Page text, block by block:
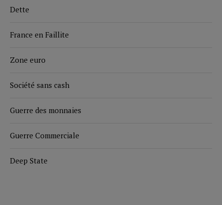
Dette
France en Faillite
Zone euro
Société sans cash
Guerre des monnaies
Guerre Commerciale
Deep State